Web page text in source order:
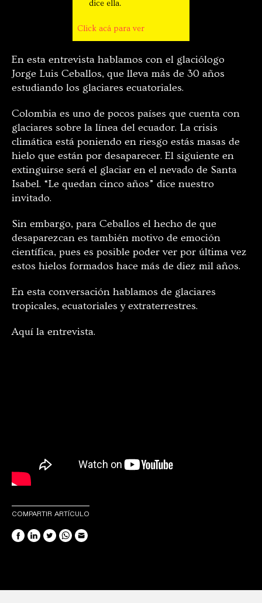
dice ella.
Click acá para ver
En esta entrevista hablamos con el glaciólogo
Jorge Luis Ceballos, que lleva más de 30 años
estudiando los glaciares ecuatoriales.
Colombia es uno de pocos países que cuenta con
glaciares sobre la línea del ecuador. La crisis
climática está poniendo en riesgo estás masas de
hielo que están por desaparecer. El siguiente en
extinguirse será el glaciar en el nevado de Santa
Isabel. “Le quedan cinco años” dice nuestro
invitado.
Sin embargo, para Ceballos el hecho de que
desaparezcan es también motivo de emoción
científica, pues es posible poder ver por última vez
estos hielos formados hace más de diez mil años.
En esta conversación hablamos de glaciares
tropicales, ecuatoriales y extraterrestres.
Aquí la entrevista.
COMPARTIR ARTÍCULO